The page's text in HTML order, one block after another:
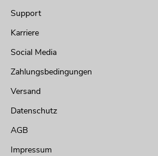
Support
Karriere
Social Media
Zahlungsbedingungen
Versand
Datenschutz
AGB
Impressum